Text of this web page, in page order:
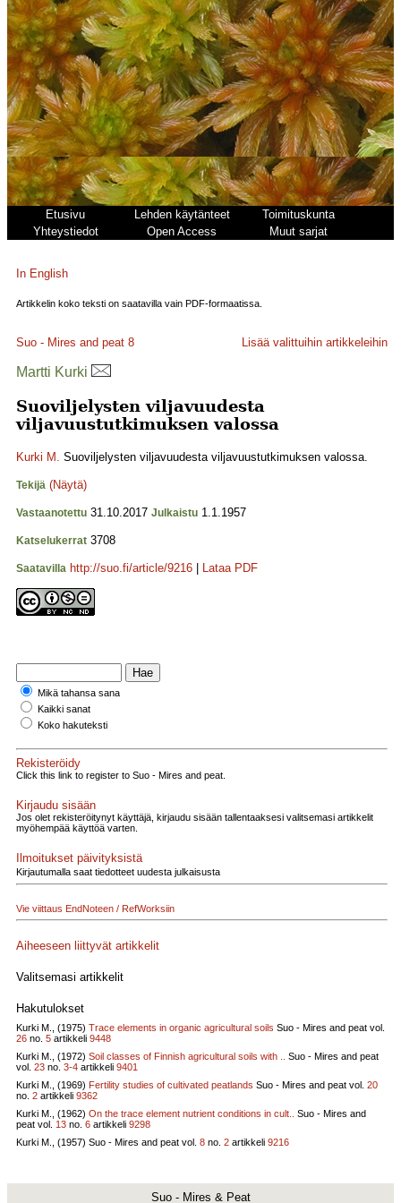
Etusivu Lehden käytänteet
Toimituskunta
Yhteystiedot
Open Access Muut sarjat
In English
Artikkelin koko teksti on saatavilla vain PDF-formaatissa.
Suo - Mires and peat 8 Lisää valittuihin artikkeleihin
Martti Kurki
Suoviljelysten viljavuudesta
viljavuustutkimuksen valossa
Kurki M. Suoviljelysten viljavuudesta viljavuustutkimuksen valossa.
Tekijä (Näytä)
Vastaanotettu 31.10.2017 Julkaistu 1.1.1957
Katselukerrat 3708
Saatavilla http://suo.fi/article/9216 Lataa PDF
Mikä tahansa sana
Kaikki sanat
Koko hakuteksti
Rekisteröidy
Click this link to register to Suo - Mires and peat.
Kirjaudu sisään
Jos olet rekisteröitynyt käyttäjä, kirjaudu sisään tallentaaksesi valitsemasi artikkelit
myöhempää käyttöä varten.
Ilmoitukset päivityksistä
Kirjautumalla saat tiedotteet uudesta julkaisusta
Vie viittaus EndNoteen / RefWorksiin
Aiheeseen liittyvät artikkelit
Valitsemasi artikkelit
Hakutulokset
Kurki M., (1975) Trace elements in organic agricultural soils Suo - Mires and peat vol.
26 no. 5 artikkeli 9448
Kurki M., (1972) Soil classes of Finnish agricultural soils with ..
Suo - Mires and peat
vol. 23 no. 3-4 artikkeli 9401
Kurki M., (1969) Fertility studies of cultivated peatlands Suo - Mires and peat vol. 20
no. 2 artikkeli 9362
Kurki M., (1962) On the trace element nutrient conditions in cult..
Suo - Mires and
peat vol. 13 no. 6 artikkeli 9298
Kurki M., (1957) Suo - Mires and peat vol. 8 no. 2 artikkeli 9216
Suo - Mires & Peat